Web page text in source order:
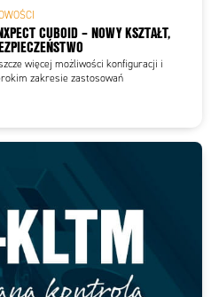
CUBOID – NOWY KSZTAŁT,
więcej możliwości konfiguracji i
zakresie zastosowań